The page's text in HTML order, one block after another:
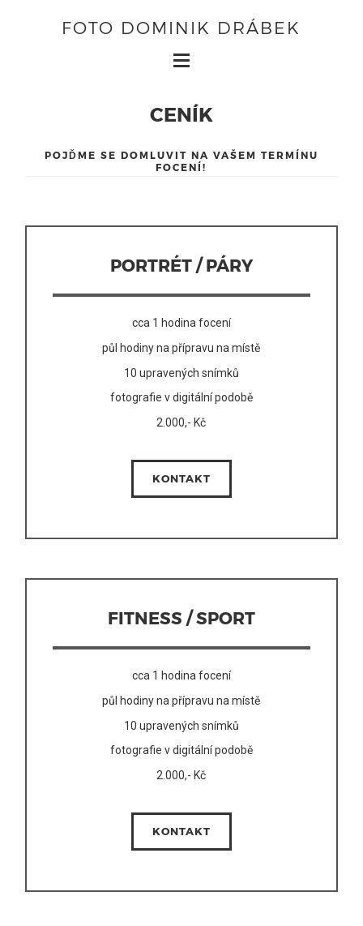
FOTO DOMINIK DRÁBEK
CENÍK
POJĎME SE DOMLUVIT NA VAŠEM TERMÍNU
FOCENÍ!
PORTRÉT / PÁRY
cca 1 hodina focení
půl hodiny na přípravu na místě
10 upravených snímků
fotografie v digitální podobě
2.000,- Kč
KONTAKT
FITNESS / SPORT
cca 1 hodina focení
půl hodiny na přípravu na místě
10 upravených snímků
fotografie v digitální podobě
2.000,- Kč
KONTAKT